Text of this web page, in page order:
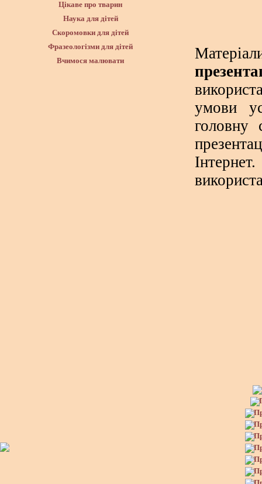
Цікаве про тварин
Наука для дітей
Скоромовки для дітей
Фразеологізми для дітей
Вчимося малювати
умови
головну